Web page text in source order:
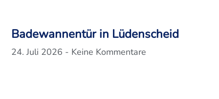
Badewannentür in Lüdenscheid
24. Juli 2026 Keine Kommentare